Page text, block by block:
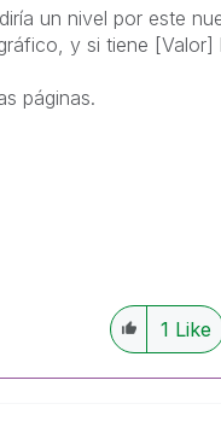
un nivel por este
y si tiene [Valor]
páginas.
1 Like